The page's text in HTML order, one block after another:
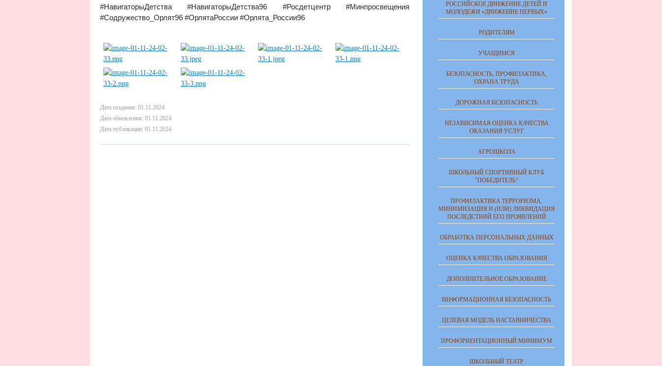
#НавигаторыДетства #НавигаторыДетства96 #Росдетцентр #Минпросвещения
#Содружество_Орлят96 #ОрлятаРоссии #Орлята_России96
Дата создания: 01.11.2024
Дата обновления: 01.11.2024
Дата публикации: 01.11.2024
РОССИЙСКОЕ ДВИЖЕНИЕ ДЕТЕЙ И
МОЛОДЕЖИ «ДВИЖЕНИЕ ПЕРВЫХ»
РОДИТЕЛЯМ
УЧАЩИМСЯ
БЕЗОПАСНОСТЬ, ПРОФИЛАКТИКА,
ОХРАНА ТРУДА
ДОРОЖНАЯ БЕЗОПАСНОСТЬ
НЕЗАВИСИМАЯ ОЦЕНКА КАЧЕСТВА
ОКАЗАНИЯ УСЛУГ
АГРОШКОЛА
ШКОЛЬНЫЙ СПОРТИВНЫЙ КЛУБ
"ПОБЕДИТЕЛЬ"
ПРОФИЛАКТИКА ТЕРРОРИЗМА,
МИНИМИЗАЦИЯ И (ИЛИ) ЛИКВИДАЦИЯ
ПОСЛЕДСТВИЙ ЕГО ПРОЯВЛЕНИЙ
ОБРАБОТКА ПЕРСОНАЛЬНЫХ ДАННЫХ
ОЦЕНКА КАЧЕСТВА ОБРАЗОВАНИЯ
ДОПОЛНИТЕЛЬНОЕ ОБРАЗОВАНИЕ
ИНФОРМАЦИОННАЯ БЕЗОПАСНОСТЬ
ЦЕЛЕВАЯ МОДЕЛЬ НАСТАВНИЧЕСТВА
ПРОФОРИЕНТАЦИОННЫЙ МИНИМУМ
ШКОЛЬНЫЙ ТЕАТР